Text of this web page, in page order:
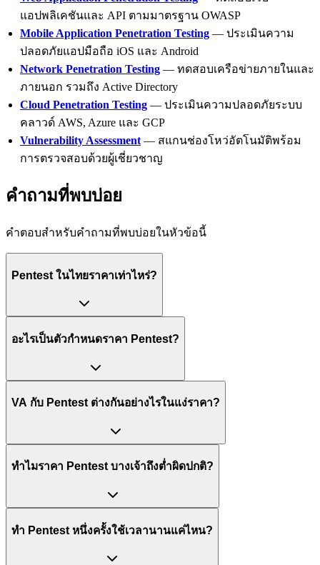
แอปพลิเคชันและ API ตามมาตรฐาน OWASP
Mobile Application Penetration Testing — ประเมินความ
ปลอดภัยแอปมือถือ iOS และ Android
Network Penetration Testing — ทดสอบเครือข่ายภายในและ
ภายนอก รวมถึง Active Directory
Cloud Penetration Testing — ประเมินความปลอดภัยระบบ
คลาวด์ AWS, Azure และ GCP
Vulnerability Assessment — สแกนช่องโหว่อัตโนมัติพร้อม
การตรวจสอบด้วยผู้เชี่ยวชาญ
คำถามที่พบบ่อย
คำตอบสำหรับคำถามที่พบบ่อยในหัวข้อนี้
Pentest ในไทยราคาเท่าไหร่?
อะไรเป็นตัวกำหนดราคา Pentest?
VA กับ Pentest ต่างกันอย่างไรในแง่ราคา?
ทำไมราคา Pentest บางเจ้าถึงต่ำผิดปกติ?
ทำ Pentest หนึ่งครั้งใช้เวลานานแค่ไหน?